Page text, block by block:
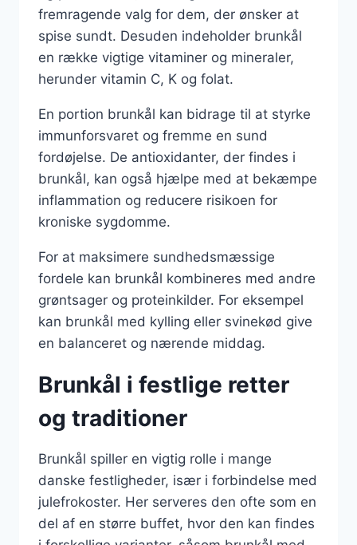
fremragende valg for dem, der ønsker at
spise sundt. Desuden indeholder brunkål
en række vigtige vitaminer og mineraler,
herunder vitamin C, K og folat.
En portion brunkål kan bidrage til at styrke
immunforsvaret og fremme en sund
fordøjelse. De antioxidanter, der findes i
brunkål, kan også hjælpe med at bekæmpe
inflammation og reducere risikoen for
kroniske sygdomme.
For at maksimere sundhedsmæssige
fordele kan brunkål kombineres med andre
grøntsager og proteinkilder. For eksempel
kan brunkål med kylling eller svinekød give
en balanceret og nærende middag.
Brunkål i festlige retter
og traditioner
Brunkål spiller en vigtig rolle i mange
danske festligheder, især i forbindelse med
julefrokoster. Her serveres den ofte som en
del af en større buffet, hvor den kan findes